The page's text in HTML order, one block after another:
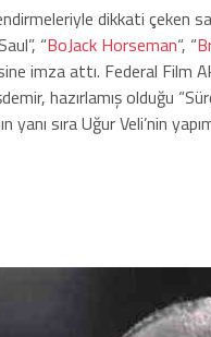
dikkati çeken
“BoJack Horseman“, “
imza attı. Federal Film
hazırlamış olduğu
yanı sıra Uğur Veli’nin